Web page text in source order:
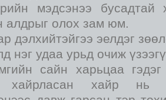
мэдсэнээ бусадтай
алдрыг олох зам юм.
дэлхийтэйгээ эелдэг
нэг удаа урьд очиж
сайн харьцаа
хайрласан хайр нь